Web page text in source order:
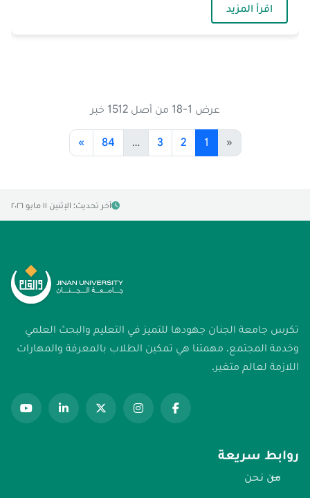
اقرأ المزيد— الجنان تستضيف حفل تكريم مسابقة "SAT Reading Competition 3" وتقدّم منحاً دراسيّة للفائزين
عرض 1-18 من أصل 1512 خبر
«
1
2
3
…
84
»
آخر تحديث: الإثنين ١١ مايو ٢٠٢٦
تكرس جامعة الجنان جهودها للتميز في التعليم والبحث العلمي
وخدمة المجتمع. مهمتنا هي تمكين الطلاب بالمعرفة والمهارات
اللازمة لعالم متغير.
روابط سريعة
من نحن